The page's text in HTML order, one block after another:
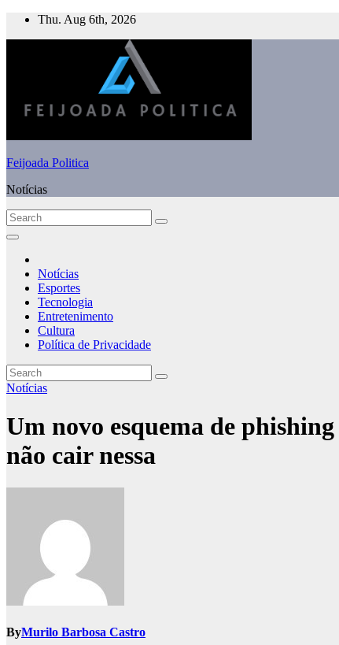
Skip
Thu. Aug 6th, 2026
Feijoada Politica
Notícias
Notícias
Esportes
Tecnologia
Entretenimento
Cultura
Política de Privacidade
Notícias
Um novo esquema de
não cair nessa
ByMurilo Barbosa Castro